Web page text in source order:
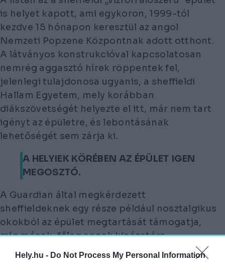
Hely.hu - Do Not Process My Personal Information
is helyet kapott, ami egykoron, 1999-tól
kezdve 15 hónapon keresztül az angol
Nemzeti Popzene Központnak adott otthont.
A látványos konstrukcióval kapcsolatosan
nemrég aggasztó hírek röppentek fel,
jelenlegi tulajdonosa ugyanis, a sheffieldi
Hallam Egyetem, mely korábban
diákszövetségét helyezte el itt, már nem tart
igényt az épületre, és lebontásának
lehetőségét sem zárja ki.
A HELYIEK KÖRÉBEN AZ ÉPÜLET IGEN
MEGOSZTÓ.
A Guardian által megkérdezett
sheffieldeknek egy része például nosztalgikus
okokból az épület megtartását támogatja,
míg mások, főleg annak kinézetére
hivatkozva, támogatnák az elbontást. Az
érvek között továbbá szerepel az épület